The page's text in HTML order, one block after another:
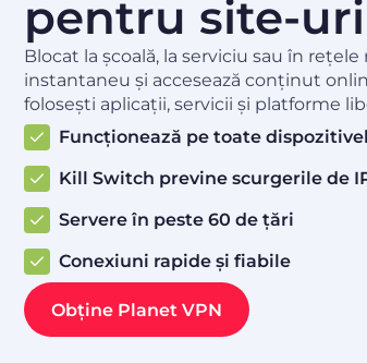
pentru site-
Blocat la școală, la serviciu sau în
instantaneu și accesează conținut
folosești aplicații, servicii și platforme
Funcționează pe toate
Kill Switch previne scurgerile de
Servere în peste 60 de țări
Conexiuni rapide și fiabile
Obține Planet VPN